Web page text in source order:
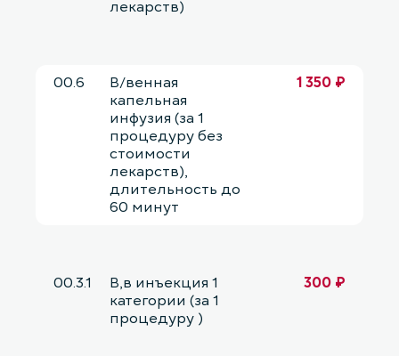
лекарств)
00.6
В/венная
капельная
инфузия (за 1
процедуру без
стоимости
лекарств),
длительность до
60 минут
1 350 ₽
00.3.1
В,в инъекция 1
категории (за 1
процедуру )
300 ₽